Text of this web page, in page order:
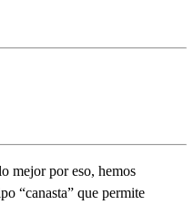
mejor por eso, hemos
“canasta” que permite